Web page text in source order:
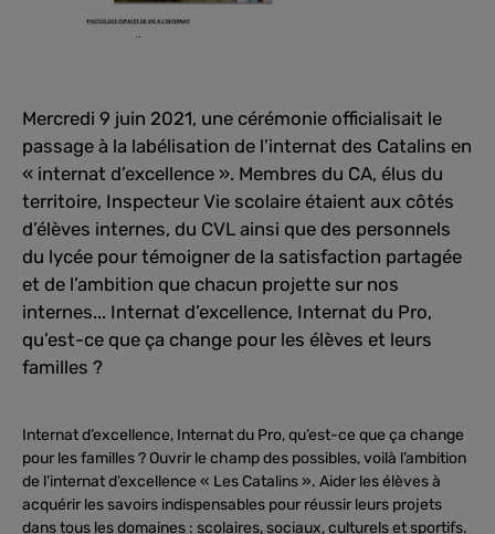
Mercredi 9 juin 2021, une cérémonie officialisait le
passage à la labélisation de l’internat des Catalins en
« internat d’excellence ». Membres du CA, élus du
territoire, Inspecteur Vie scolaire étaient aux côtés
d’élèves internes, du CVL ainsi que des personnels
du lycée pour témoigner de la satisfaction partagée
et de l’ambition que chacun projette sur nos
internes... Internat d’excellence, Internat du Pro,
qu’est-ce que ça change pour les élèves et leurs
familles ?
Internat d’excellence, Internat du Pro, qu’est-ce que ça change
pour les familles ? Ouvrir le champ des possibles, voilà l’ambition
de l’internat d’excellence « Les Catalins ». Aider les élèves à
acquérir les savoirs indispensables pour réussir leurs projets
dans tous les domaines : scolaires, sociaux, culturels et sportifs.